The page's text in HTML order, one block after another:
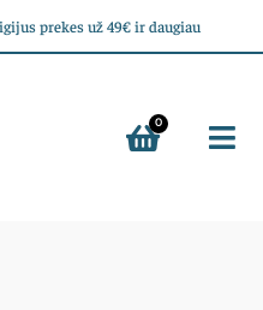
prekes už 49€ ir daugiau
0